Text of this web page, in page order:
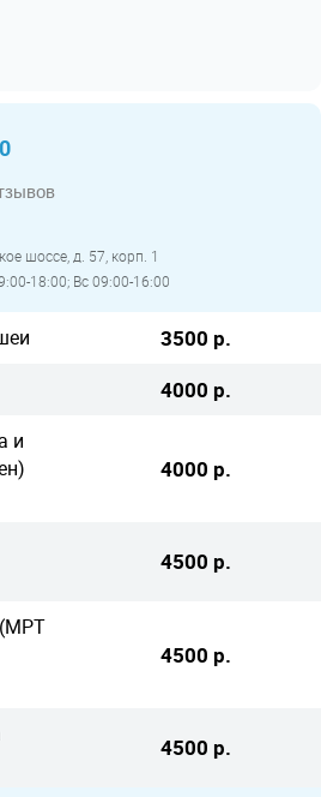
шоссе, д. 57, корп. 1
18:00; Вс 09:00-16:00
3500 р.
4000 р.
и
4000 р.
4500 р.
(МРТ
4500 р.
4500 р.